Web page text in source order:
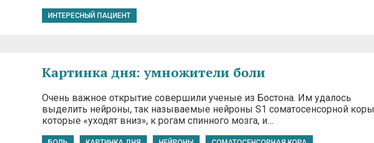
ИНТЕРЕСНЫЙ ПАЦИЕНТ
Картинка дня: умножители боли
Очень важное открытие совершили ученые из Бостона. Им удалось
выделить нейроны, так называемые нейроны S1 соматосенсорной
которые «уходят вниз», к рогам спинного мозга, и…